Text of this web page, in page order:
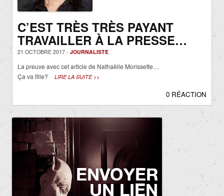
C’EST TRÈS TRÈS PAYANT
TRAVAILLER À LA PRESSE…
21 OCTOBRE 2017 - JOURNALISTE
La preuve avec cet article de Nathaëlle Morissette…
Ça va fille?
LIRE LA SUITE >>
0 RÉACTION